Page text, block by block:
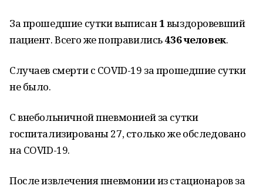
За прошедшие сутки выписан1выздоровевший
пациент. Всего же поправились436 человек.
Случаев смерти с COVID-19 за прошедшие сутки
не было.
С внебольничной пневмонией за сутки
госпитализированы 27, столько же обследовано
на COVID-19.
После извлечения пневмонии из стационаров за